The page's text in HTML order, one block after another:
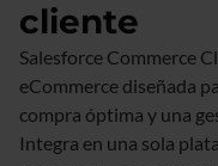
cliente
Salesforce Commerce
eCommerce diseñada
compra óptima y una
Integra en una sola